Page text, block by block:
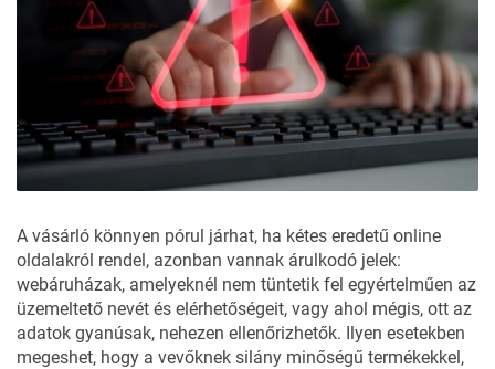
A vásárló könnyen pórul járhat, ha kétes eredetű online
oldalakról rendel, azonban vannak árulkodó jelek:
webáruházak, amelyeknél nem tüntetik fel egyértelműen az
üzemeltető nevét és elérhetőségeit, vagy ahol mégis, ott az
adatok gyanúsak, nehezen ellenőrizhetők. Ilyen esetekben
megeshet, hogy a vevőknek silány minőségű termékekkel,